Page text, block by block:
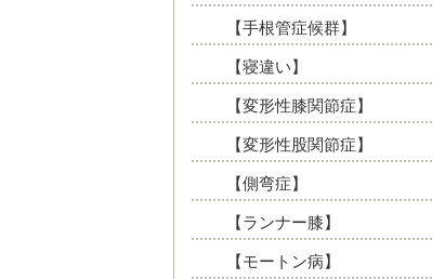
【手根管症候群】
【寝違い】
【変形性膝関節症】
【変形性股関節症】
【側弯症】
【ランナー膝】
【モートン病】